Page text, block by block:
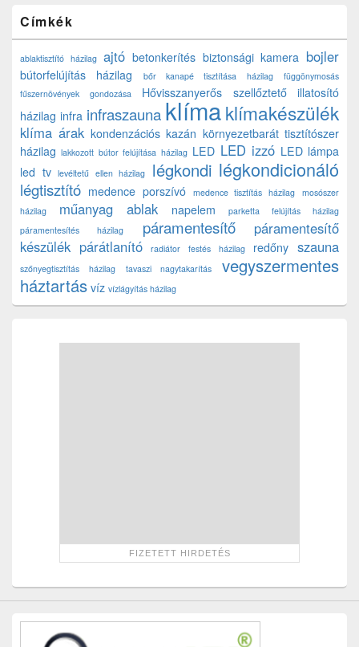
Címkék
ablaktisztító házilag ajtó betonkerítés biztonsági kamera bojler
bútorfelújítás házilag bőr kanapé tisztítása házilag
függönymosás
fűszernövények gondozása
Hővisszanyerős szellőztető
illatosító
házilag infra infraszauna klímaklímakészülék
klíma árak kondenzációs kazán környezetbarát tisztítószer
házilag lakkozott bútor felújítása házilag LED LED izzó LED lámpa
led tv levéltetű ellen házilag légkondi légkondicionáló
légtisztító medence porszívó medence tisztítás házilag
mosószer
házilag
műanyag ablak napelem
parketta felújítás házilag
páramentesítés házilag
páramentesítő
páramentesítő
készülék párátlanító radiátor festés házilag redőny szauna
szőnyegtisztítás házilag tavaszi nagytakarítás
vegyszermentes
háztartás víz vízlágyítás házilag